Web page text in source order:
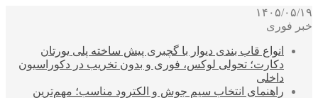
۱۴۰۵/۰۵/۱۹
خبر فوری
انواع قاب بندی دیوار با گچبری پیش ساخته پلی یورتان
دکارت؛ تحولی لوکس، فوری و بدون تخریب در دکوراسیون
داخلی
راهنمای انتخاب سیم جوش و الکترود مناسب؛ مهم‌ترین